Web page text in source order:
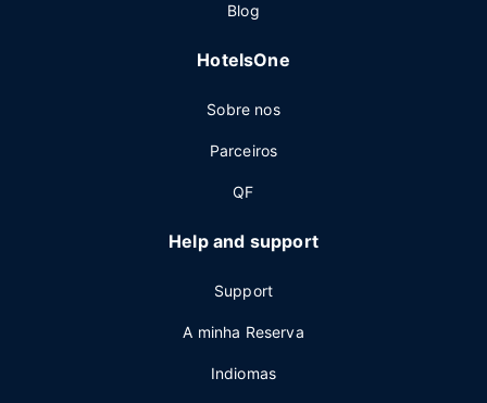
Blog
HotelsOne
Sobre nos
Parceiros
QF
Help and support
Support
A minha Reserva
Indiomas